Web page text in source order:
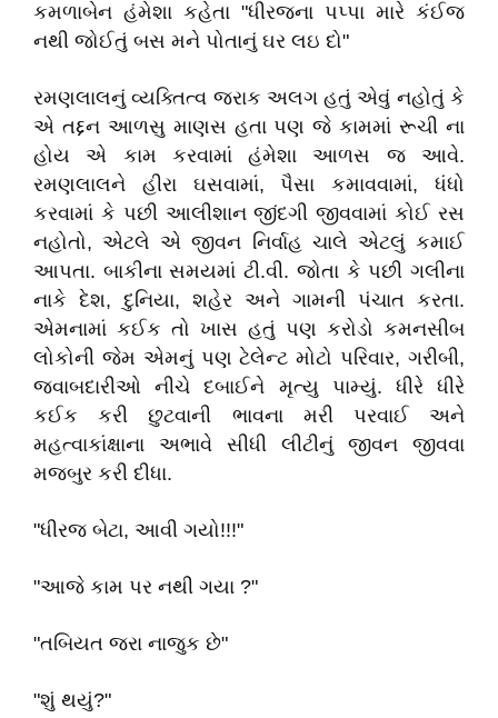
કમળાબેન હંમેશા કહેતા "ધીરજના પપ્પા મારે કંઈજ
નથી જોઈતું બસ મને પોતાનું ઘર લઇ દો"
રમણલાલનું વ્યક્તિત્વ જરાક અલગ હતું એવું નહોતું કે
એ તદ્દન આળસુ માણસ હતા પણ જે કામમાં રૂચી ના
હોય એ કામ કરવામાં હંમેશા આળસ જ આવે.
રમણલાલને હીરા ઘસવામાં, પૈસા કમાવવામાં, ધંધો
કરવામાં કે પછી આલીશાન જીંદગી જીવવામાં કોઈ રસ
નહોતો, એટલે એ જીવન નિર્વાહ ચાલે એટલું કમાઈ
આપતા. બાકીના સમયમાં ટી.વી. જોતા કે પછી ગલીના
નાકે દેશ, દુનિયા, શહેર અને ગામની પંચાત કરતા.
એમનામાં કઈક તો ખાસ હતું પણ કરોડો કમનસીબ
લોકોની જેમ એમનું પણ ટેલેન્ટ મોટો પરિવાર, ગરીબી,
જવાબદારીઓ નીચે દબાઈને મૃત્યુ પામ્યું. ધીરે ધીરે
કઈક કરી છુટવાની ભાવના મરી પરવાઈ અને
મહત્વાકાંક્ષાના અભાવે સીધી લીટીનું જીવન જીવવા
મજબુર કરી દીધા.
"ધીરજ બેટા, આવી ગયો!!!"
"આજે કામ પર નથી ગયા ?"
"તબિયત જરા નાજુક છે"
"શું થયું?"